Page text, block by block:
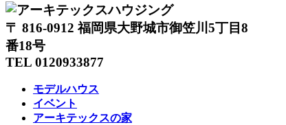
〒 816-0912 福岡県大野城市御笠川5丁目8
番18号
TEL 0120933877
モデルハウス
イベント
アーキテックスの家